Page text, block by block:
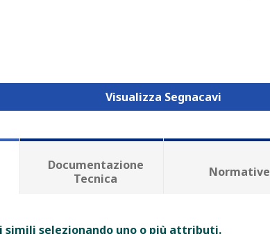
Visualizza Segnacavi
Documentazione
Tecnica
Normative
simili selezionando uno o più attributi.